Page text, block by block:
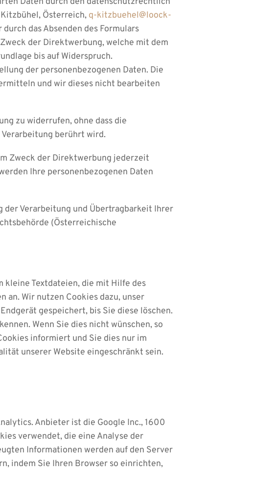
Österreich, q-kitzbuehel@loock-
das Absenden des Formulars
der Direktwerbung, welche mit dem
bis auf Widerspruch.
der personenbezogenen Daten. Die
und wir dieses nicht bearbeiten
zu widerrufen, ohne dass die
berührt wird.
Zweck der Direktwerbung jederzeit
Ihre personenbezogenen Daten
der Verarbeitung und Übertragbarkeit Ihrer
(Österreichische
kleine Textdateien, die mit Hilfe des
an. Wir nutzen Cookies dazu, unser
gespeichert, bis Sie diese löschen.
Wenn Sie dies nicht wünschen, so
informiert und Sie dies nur im
unserer Website eingeschränkt sein.
Anbieter ist die Google Inc., 1600
verwendet, die eine Analyse der
Informationen werden auf den Server
indem Sie Ihren Browser so einrichten,